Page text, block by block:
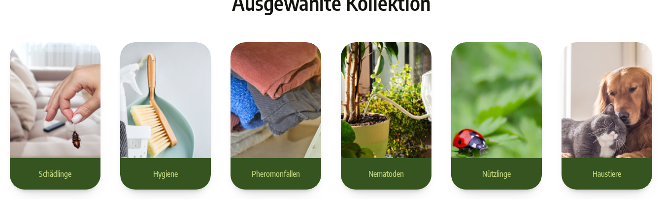
Schädlinge
Schädlinge
Hygiene
Hygiene
Pheromonfallen
Pheromonfallen
Nematoden
Nematoden
Nützlinge
Nützlinge
Haustiere
Haustiere